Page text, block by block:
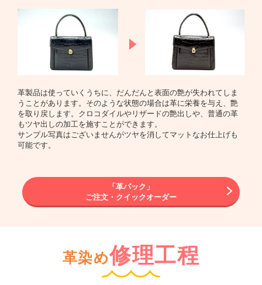
革製品は使っていくうちに、だんだんと表面の艶が失われてしま
うことがあります。そのような状態の場合は革に栄養を与え、艶
を取り戻します。クロコダイルやリザードの艶出しや、普通の革
もツヤ出しの加工を施すことができます。
サンプル写真はございませんがツヤを消してマットなお仕上げも
可能です。
「革パック」
ご注文・クイックオーダー
革染め修理工程